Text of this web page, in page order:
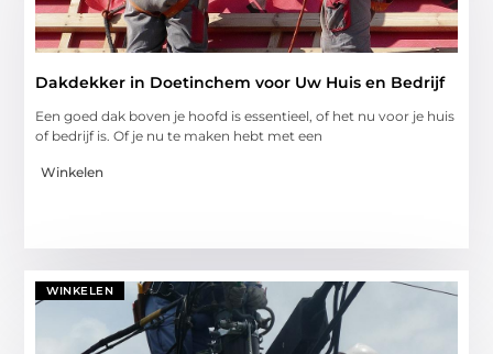
Dakdekker in Doetinchem voor Uw Huis en Bedrijf
Een goed dak boven je hoofd is essentieel, of het nu voor je huis
of bedrijf is. Of je nu te maken hebt met een
Winkelen
WINKELEN